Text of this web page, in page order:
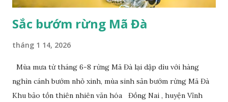
Sắc bướm rừng Mã Đà
tháng 1 14, 2026
Mùa mưa từ tháng 6-8 rừng Mã Đà lại dập dìu với hàng
nghìn cánh bướm nhỏ xinh, mùa sinh sản bướm rừng Mã Đà
Khu bảo tồn thiên nhiên văn hóa Đồng Nai , huyện Vĩnh